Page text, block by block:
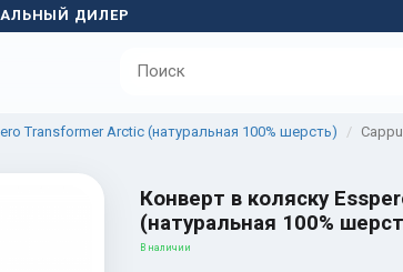
ДИЛЕР
Transformer Arctic (натуральная 100% шерсть)
Конверт в коляску
(натуральная 100%
В наличии